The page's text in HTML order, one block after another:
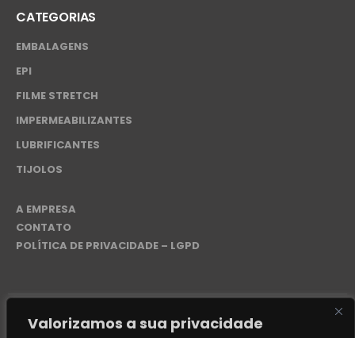
Valorizamos a sua privacidade
CATEGORIAS
EMBALAGENS
EPI
FILME STRETCH
IMPERMEABILIZANTES
LUBRIFICANTES
TIJOLOS
A EMPRESA
CONTATO
POLÍTICA DE PRIVACIDADE – LGPD
© 2024. Distribuidora REI - 50.276.228/0001-87 - Desenvolvido